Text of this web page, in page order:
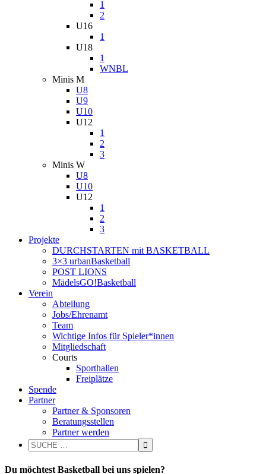
1
2
U16
1
U18
1
WNBL
Minis M
U8
U9
U10
U12
1
2
3
Minis W
U8
U10
U12
1
2
3
Projekte
DURCHSTARTEN mit BASKETBALL
3×3 urbanBasketball
POST LIONS
MädelsGO!Basketball
Verein
Abteilung
Jobs/Ehrenamt
Team
Wichtige Infos für Spieler*innen
Mitgliedschaft
Courts
Sporthallen
Freiplätze
Spende
Partner
Partner & Sponsoren
Beratungsstellen
Partner werden
Du möchtest Basketball bei uns spielen?